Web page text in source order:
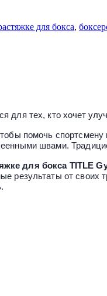
для бокса,
для тех, кто хочет
помочь
швами.
для бокса TITLE
результаты от